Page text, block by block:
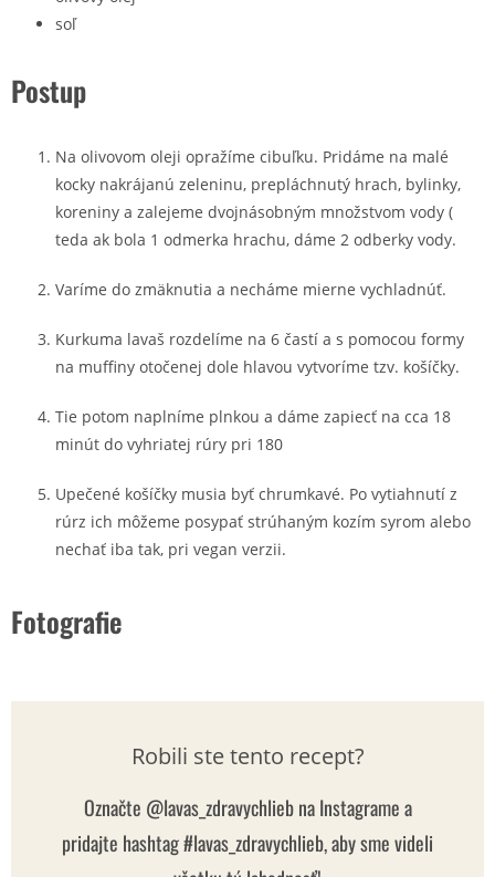
soľ
Postup
Na olivovom oleji opražíme cibuľku. Pridáme na malé
kocky nakrájanú zeleninu, prepláchnutý hrach, bylinky,
koreniny a zalejeme dvojnásobným množstvom vody (
teda ak bola 1 odmerka hrachu, dáme 2 odberky vody.
Varíme do zmäknutia a necháme mierne vychladnúť.
Kurkuma lavaš rozdelíme na 6 častí a s pomocou formy
na muffiny otočenej dole hlavou vytvoríme tzv. košíčky.
Tie potom naplníme plnkou a dáme zapiecť na cca 18
minút do vyhriatej rúry pri 180
Upečené košíčky musia byť chrumkavé. Po vytiahnutí z
rúrz ich môžeme posypať strúhaným kozím syrom alebo
nechať iba tak, pri vegan verzii.
Fotografie
Robili ste tento recept?
Označte @lavas_zdravychlieb na Instagrame a
pridajte hashtag #lavas_zdravychlieb, aby sme videli